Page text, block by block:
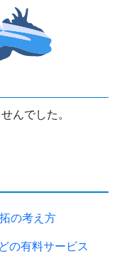
んでした。
の考え方
の有料サービス